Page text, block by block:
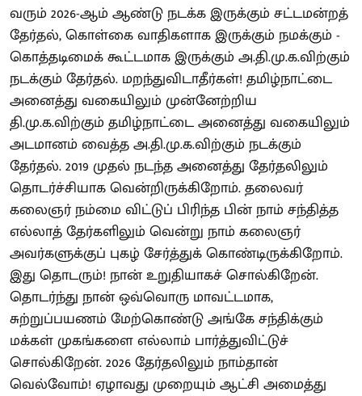
வரும் 2026-ஆம் ஆண்டு நடக்க இருக்கும் சட்டமன்றத்
தேர்தல், கொள்கை வாதிகளாக இருக்கும் நமக்கும் -
கொத்தடிமைக் கூட்டமாக இருக்கும் அ.தி.மு.க.விற்கும்
நடக்கும் தேர்தல். மறந்துவிடாதீர்கள்! தமிழ்நாட்டை
அனைத்து வகையிலும் முன்னேற்றிய
தி.மு.க.விற்கும் தமிழ்நாட்டை அனைத்து வகையிலும்
அடமானம் வைத்த அ.தி.மு.க.விற்கும் நடக்கும்
தேர்தல். 2019 முதல் நடந்த அனைத்து தேர்தலிலும்
தொடர்ச்சியாக வென்றிருக்கிறோம். தலைவர்
கலைஞர் நம்மை விட்டுப் பிரிந்த பின் நாம் சந்தித்த
எல்லாத் தேர்களிலும் வென்று நாம் கலைஞர்
அவர்களுக்குப் புகழ் சேர்த்துக் கொண்டிருக்கிறோம்.
இது தொடரும்! நான் உறுதியாகச் சொல்கிறேன்.
தொடர்ந்து நான் ஒவ்வொரு மாவட்டமாக,
சுற்றுப்பயணம் மேற்கொண்டு அங்கே சந்திக்கும்
மக்கள் முகங்களை எல்லாம் பார்த்துவிட்டுச்
சொல்கிறேன். 2026 தேர்தலிலும் நாம்தான்
வெல்வோம்! ஏழாவது முறையும் ஆட்சி அமைத்து